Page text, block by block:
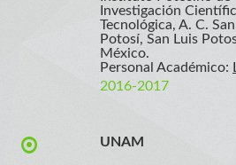
Investigación
Tecnológica, A. C.
Potosí, San Luis
México.
Personal Académico:
2016-2017
UNAM